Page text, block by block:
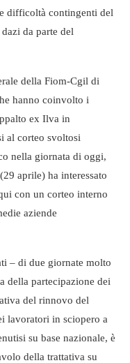
difficoltà contingenti del
da parte del
della Fiom-Cgil di
hanno coinvolto i
ex Ilva in
al corteo svoltosi
nella giornata di oggi,
aprile) ha interessato
con un corteo interno
aziende
– di due giornate molto
della partecipazione dei
del rinnovo del
lavoratori in sciopero a
su base nazionale, è
della trattativa su